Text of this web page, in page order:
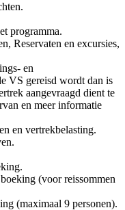
programma.
Reservaten en excursies,
en
VS gereisd wordt dan is
aangevraagd dient te
en meer informatie
en vertrekbelasting.
(voor reissommen
(maximaal 9 personen).